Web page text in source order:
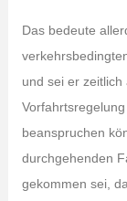
Das bedeute
und sei er
beanspruchen
durchgehenden
gekommen sei,